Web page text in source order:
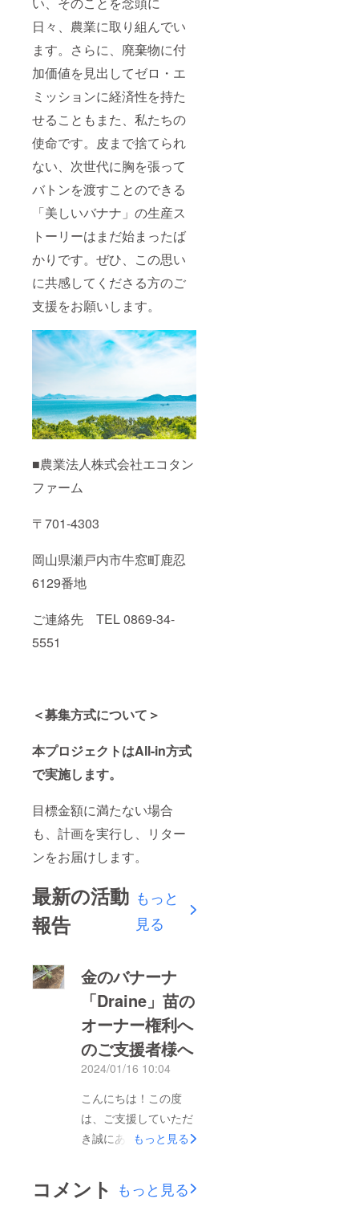
日々、農業に取り組んでい
ます。さらに、廃棄物に付
加価値を見出してゼロ・エ
ミッションに経済性を持た
せることもまた、私たちの
使命です。皮まで捨てられ
ない、次世代に胸を張って
バトンを渡すことのできる
「美しいバナナ」の生産ス
トーリーはまだ始まったば
かりです。ぜひ、この思い
に共感してくださる方のご
支援をお願いします。
■農業法人株式会社エコタン
ファーム
〒701-4303
岡山県瀬戸内市牛窓町鹿忍
6129番地
ご連絡先 TEL 0869-34-
5551
＜募集方式について＞
本プロジェクトはAll-in方式
で実施します。
目標金額に満たない場合
も、計画を実行し、リター
ンをお届けします。
最新の活動
報告
もっと
見る
金のバナーナ
「Draine」苗の
オーナー権利へ
のご支援者様へ
2024/01/16 10:04
こんにちは！この度
は、ご支援していただ
き誠にありがとうござ
ナー権利」をご支援し
てくださった方の専用
もっと見る
コメント もっと見る